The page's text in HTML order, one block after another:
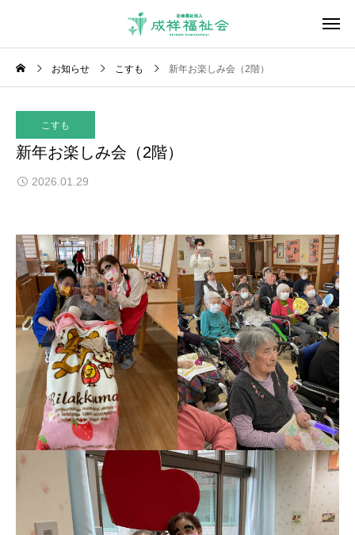
お知らせ こすも 新年お楽しみ会（2階）
こすも
新年お楽しみ会（2階）
2026.01.29